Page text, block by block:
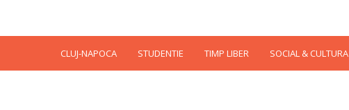
CLUJ-NAPOCA STUDENTIE TIMP LIBER SOCIAL & CULTURA